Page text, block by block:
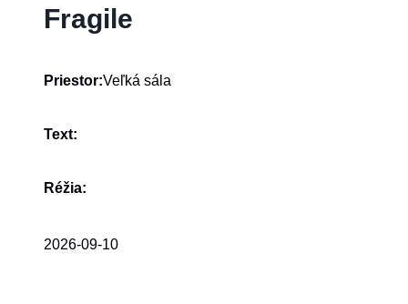
Fragile
Priestor:Veľká sála
Text:
Réžia:
2026-09-10